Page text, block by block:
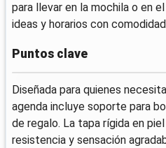
para llevar en la mochila o en
ideas y horarios con
Puntos clave
Diseñada para quienes
agenda incluye soporte para
de regalo. La tapa rígida en
resistencia y sensación